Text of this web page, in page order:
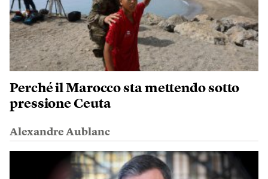
Perché il Marocco sta mettendo sotto
pressione Ceuta
Alexandre Aublanc